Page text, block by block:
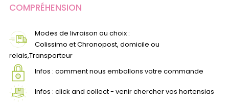
COMPRÉHENSION
Modes de livraison au choix :
Colissimo et Chronopost, domicile ou
relais,Transporteur
Infos : comment nous emballons votre commande
Infos : click and collect - venir chercher vos hortensias